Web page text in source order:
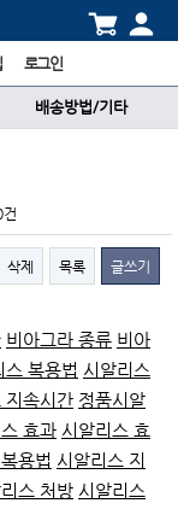
로그인
배송방법/기타
건
삭제 목록 글쓰기
비아그라 종류 비아
스 복용법 시알리스
지속시간 정품시알
효과 시알리스 효
용법 시알리스 지
스 처방 시알리스